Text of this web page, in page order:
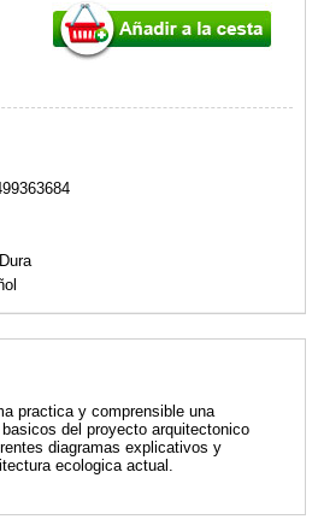
practica y comprensible una
del proyecto arquitectonico
diagramas explicativos y
ecologica actual.